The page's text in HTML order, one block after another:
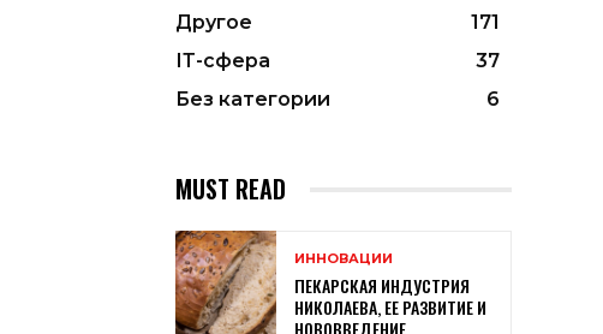
Другое
171
ІТ-сфера
37
Без категории
6
MUST READ
ИННОВАЦИИ
ПЕКАРСКАЯ ИНДУСТРИЯ
НИКОЛАЕВА, ЕЕ РАЗВИТИЕ И